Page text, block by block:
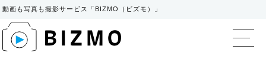
動画も写真も撮影サービス「BIZMO（ビズモ）」
BIZMO（ビズモ）